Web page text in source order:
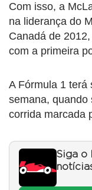
Com isso, a
na liderança do
Canadá de
com a primeira
A Fórmula 1 terá
semana, quando
corrida marcada
Siga o